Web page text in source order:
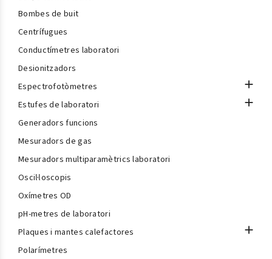
Bombes de buit
Centrífugues
Conductímetres laboratori
Desionitzadors
Espectrofotòmetres

Estufes de laboratori 
Generadors funcions
Mesuradors de gas
Mesuradors multiparamètrics laboratori
Oscil·loscopis
Oxímetres OD
pH-metres de laboratori
Plaques i mantes calefactores

Polarímetres